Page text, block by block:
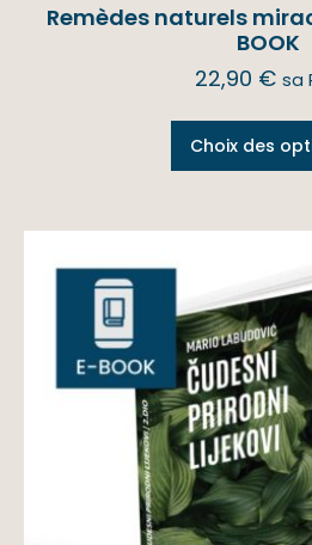
Remèdes naturels
BOOK
22,90 € sa
Choix des